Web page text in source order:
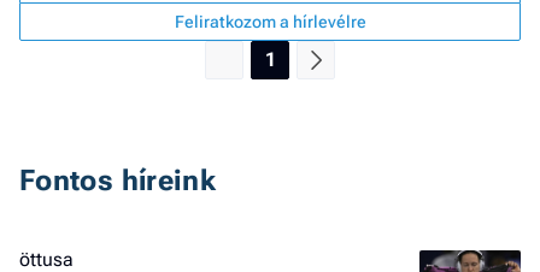
Feliratkozom a hírlevélre
1
Fontos híreink
öttusa